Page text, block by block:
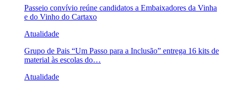
Passeio convívio reúne candidatos a Embaixadores da Vinha
e do Vinho do Cartaxo
Atualidade
Grupo de Pais “Um Passo para a Inclusão” entrega 16 kits de
material às escolas do…
Atualidade